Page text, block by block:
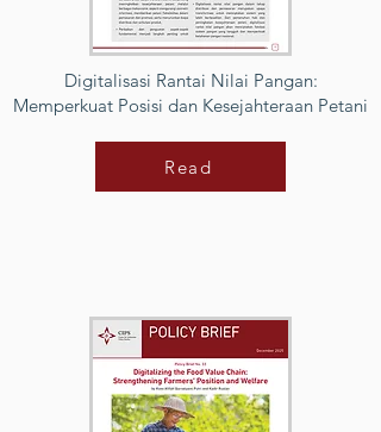
Digitalisasi Rantai Nilai Pangan:
Memperkuat Posisi dan Kesejahteraan Petani
Read